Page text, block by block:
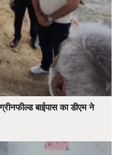
बाईपास का डीएम ने